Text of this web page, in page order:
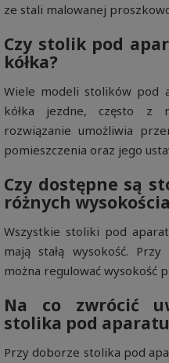
ze stali malowanej
Czy stolik pod
kółka?
Wiele modeli stolików pod
kółka jezdne, często z
rozwiązanie umożliwia
pomieszczenia oraz jego
Czy dostępne są
różnych
Wszystkie stoliki pod
mają stałą wysokość.
można regulować wysokość
Na co zwrócić
stolika pod
Przy doborze stolika pod